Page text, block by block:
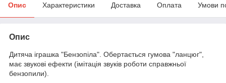
Опис Характеристики Доставка Оплата Умови
Опис
Дитяча іграшка "Бензопіла". Обертається гумова "ланцюг",
має звукові ефекти (імітація звуків роботи справжньої
бензопили).